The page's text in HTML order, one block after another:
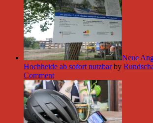
Neue
Hochheide ab sofort nutzbar by
Comment